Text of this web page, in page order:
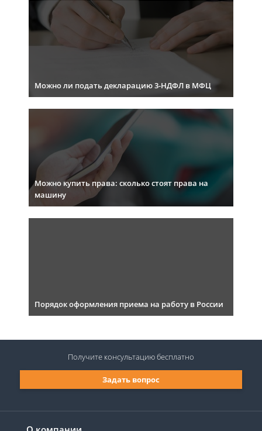
Можно ли подать декларацию 3-НДФЛ в МФЦ
Можно купить права: сколько стоят права на
машину
Порядок оформления приема на работу в России
Задать вопрос
Получите консультациюбесплатно